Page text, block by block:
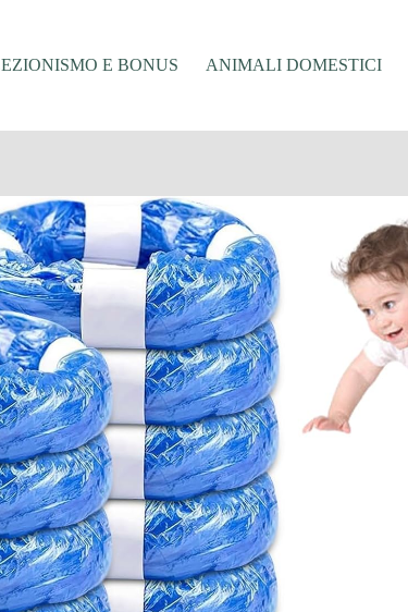
E BONUS ANIMALI DOMESTICI